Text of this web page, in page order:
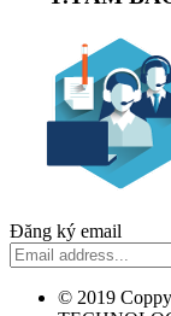
Đăng ký email
© 2019